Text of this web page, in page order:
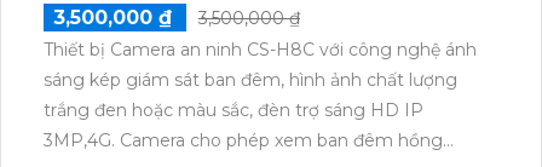
3,500,000 ₫
3,500,000 ₫
Thiết bị Camera an ninh CS-H8C với công nghệ ánh
sáng kép giám sát ban đêm, hình ảnh chất lượng
trắng đen hoặc màu sắc, đèn trợ sáng HD IP
3MP,4G. Camera cho phép xem ban đêm hồng